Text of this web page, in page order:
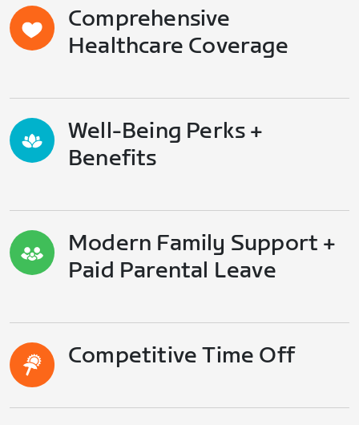
Comprehensive
Healthcare Coverage
Well-Being Perks +
Benefits
Modern Family Support +
Paid Parental Leave
Competitive Time Off